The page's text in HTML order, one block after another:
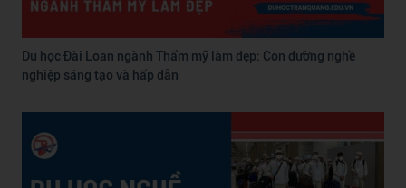
Du học Đài Loan ngành Thẩm mỹ làm đẹp: Con đường nghề
nghiệp sáng tạo và hấp dẫn